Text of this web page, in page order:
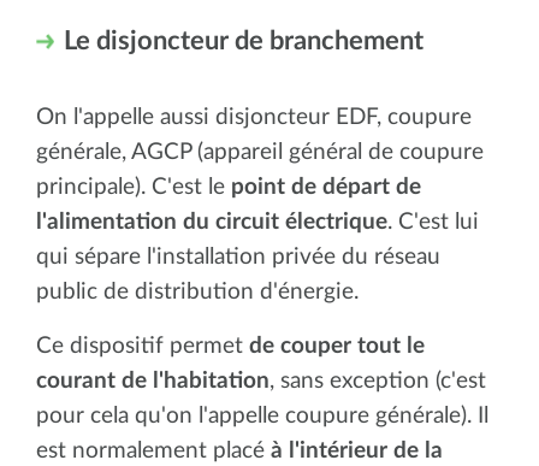
Le disjoncteur de branchement
On l'appelle aussi disjoncteur EDF, coupure
générale, AGCP (appareil général de coupure
principale). C'est le point de départ de
l'alimentation du circuit électrique. C'est lui
qui sépare l'installation privée du réseau
public de distribution d'énergie.
Ce dispositif permet de couper tout le
courant de l'habitation, sans exception (c'est
pour cela qu'on l'appelle coupure générale). Il
est normalement placé à l'intérieur de la